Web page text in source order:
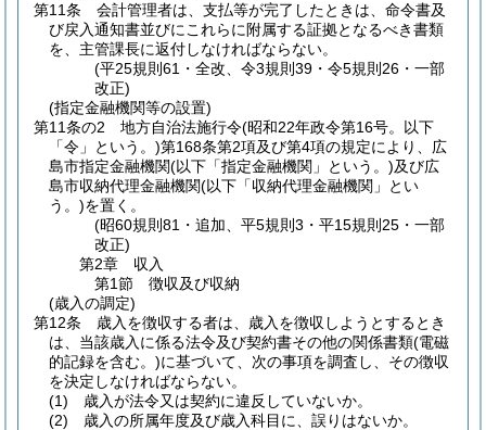
第11条
会計管理者は、支払等が完了したときは、命令書及
び戻入通知書並びにこれらに附属する証拠となるべき書類
を、主管課長に返付しなければならない。
(平25規則61・全改、令3規則39・令5規則26・一部
改正)
(指定金融機関等の設置)
第11条の2
地方自治法施行令(昭和22年政令第16号。以下
「令」という。)第168条第2項及び第4項の規定により、広
島市指定金融機関(以下「指定金融機関」という。)及び広
島市収納代理金融機関(以下「収納代理金融機関」とい
う。)を置く。
(昭60規則81・追加、平5規則3・平15規則25・一部
改正)
第2章
収入
第1節
徴収及び収納
(歳入の調定)
第12条
歳入を徴収する者は、歳入を徴収しようとするとき
は、当該歳入に係る法令及び契約書その他の関係書類(電磁
的記録を含む。)に基づいて、次の事項を調査し、その徴収
を決定しなければならない。
(1)
歳入が法令又は契約に違反していないか。
(2)
歳入の所属年度及び歳入科目に、誤りはないか。